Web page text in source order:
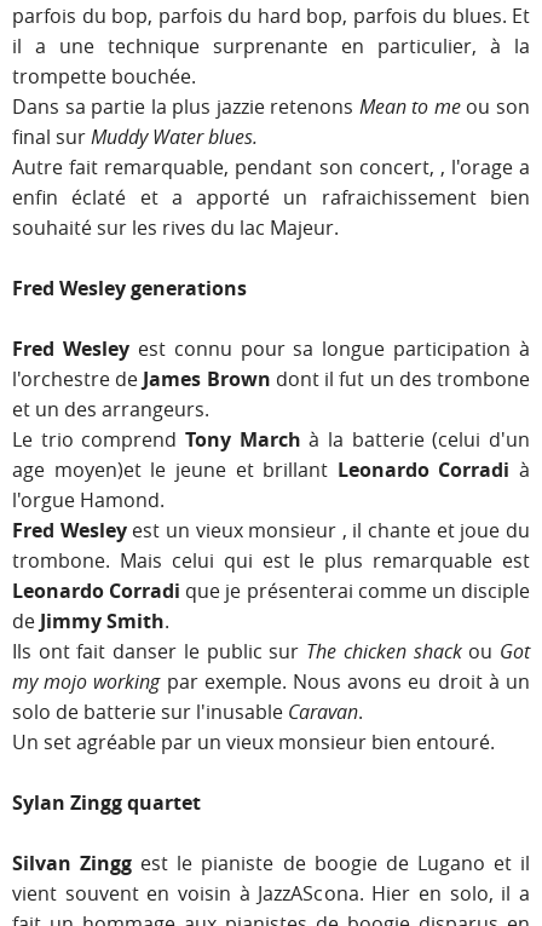
parfois du bop, parfois du hard bop, parfois du blues. Et
il a une technique surprenante en particulier, à la
trompette bouchée.
Dans sa partie la plus jazzie retenons Mean to me ou son
final surMuddy Water blues.
Autre fait remarquable, pendant son concert, , l'orage a
enfin éclaté et a apporté un rafraichissement bien
souhaité sur les rives du lac Majeur.
Fred Wesley generations
Fred Wesleyest connu pour sa longue participation à
l'orchestre de James Brown dont il fut un des trombone
et un des arrangeurs.
Le trio comprend Tony March à la batterie (celui d'un
age moyen)et le jeune et brillant Leonardo Corradi à
l'orgue Hamond.
Fred Wesleyest un vieux monsieur , il chante et joue du
trombone. Mais celui qui est le plus remarquable est
Leonardo Corradi que je présenterai comme un disciple
de Jimmy Smith.
Ils ont fait danser le public sur The chicken shack ou Got
my mojo working par exemple. Nous avons eu droit à un
solo de batterie sur l'inusable Caravan.
Un set agréable par un vieux monsieur bien entouré.
Sylan Zingg quartet
Silvan Zingg est le pianiste de boogie de Lugano et il
vient souvent en voisin à JazzAScona. Hier en solo, il a